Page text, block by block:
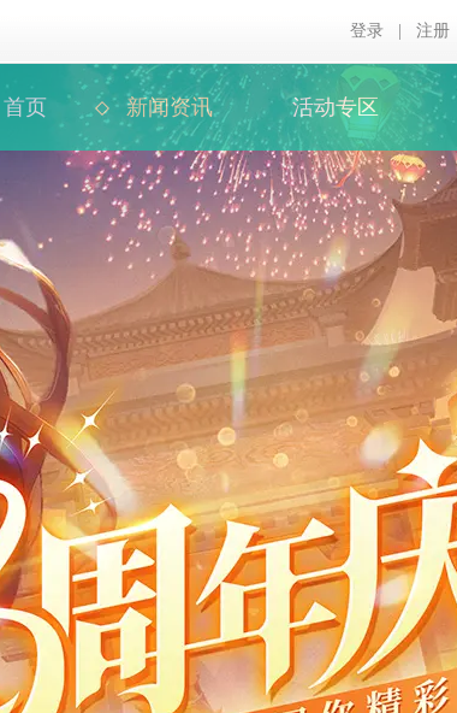
登录 注册
首页 新闻资讯 活动专区